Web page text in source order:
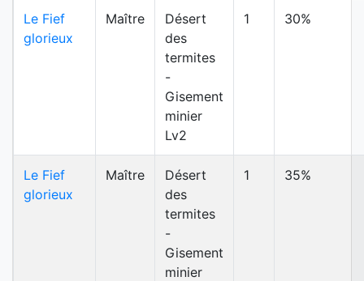
Le Fief
glorieux
Maître
Désert
des
termites
-
Gisement
minier
Lv2
1 30%
Le Fief
glorieux
Maître
Désert
des
termites
-
Gisement
minier
1 35%